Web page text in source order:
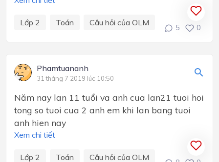
Lớp 2 Toán Câu hỏi của OLM
5 0
Phamtuananh
31 tháng 7 2019 lúc 10:50
Năm nay lan 11 tuổi va anh cua lan21 tuoi hoi
tong so tuoi cua 2 anh em khi lan bang tuoi
anh hien nay
Xem chi tiết
Lớp 2 Toán Câu hỏi của OLM